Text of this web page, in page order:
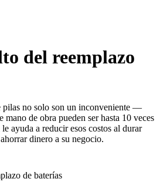
del reemplazo
pilas no solo son un inconveniente —
mano de obra pueden ser hasta 10 veces
ayuda a reducir esos costos al durar
dinero a su negocio.